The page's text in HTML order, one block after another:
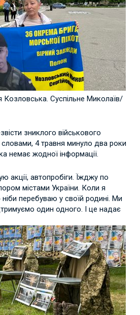
Козловська. Суспільне Миколаїв/
зниклого військового
словами, 4 травня минуло два роки
немає жодної інформації.
акції, автопробіги. Їжджу по
містами України. Коли я
ніби перебуваю у своїй родині. Ми
один одного. І це надає